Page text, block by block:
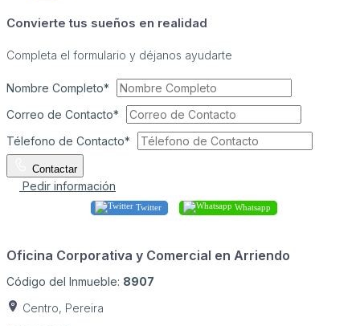
Convierte tus sueños en realidad
Completa el formulario y déjanos ayudarte
Nombre Completo*
Correo de Contacto*
Télefono de Contacto*
Contactar
Pedir información
Twitter Whatsapp
Oficina Corporativa y Comercial en Arriendo
Código del Inmueble: 8907
Centro, Pereira